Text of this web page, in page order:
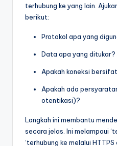
terhubung ke yang lain.
berikut:
Protokol apa yang
Data apa yang ditukar?
Apakah koneksi
Apakah ada
otentikasi)?
Langkah ini membantu
secara jelas. Ini melampaui
‘terhubung ke melalui